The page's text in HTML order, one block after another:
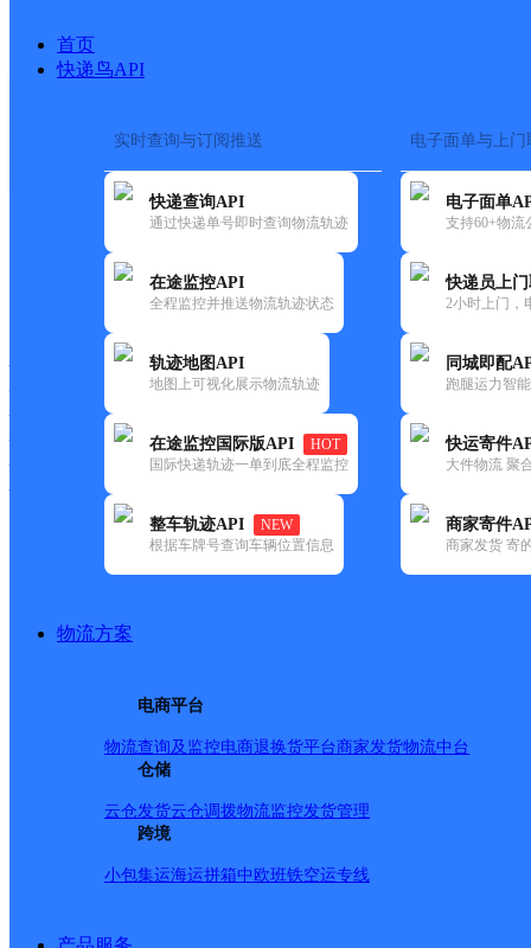
首页
快递鸟API
实时查询与订阅推送
快递查询API
通过快递单号即时查询物流轨迹
在途监控API
全程监控并推送物流轨迹状态
轨迹地图API
地图上可视化展示物流轨迹
在途监控国际版API
HOT
国际快递轨迹一单到底全程监控
整车轨迹API
NEW
根据车牌号查询车辆位置信息
电子面单与上门
电子面单
支持60+物流
快递员上
2小时上门，
同城即配
跑腿运力智
快运寄件
大件物流 聚
商家寄件
商家发货 寄
物流方案
电商平台
物流查询及监控电商退换货平台商家发货物流中台
仓储
云仓发货云仓调拨物流监控发货管理
跨境
小包集运海运拼箱中欧班铁空运专线
快递大全> 快递网
快运大全 快递时效
网点筛选
地区：泸西县 ✕ 清空
韵达速递(87) 中通快递(15)
个旧市(1)